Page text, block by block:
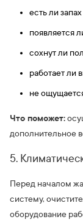
есть ли
появляется
сохнут ли
работает ли
не
Что поможет:
дополнительное
5.
Перед началом
систему,
оборудование